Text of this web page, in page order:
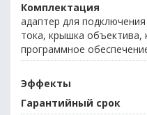
Комплектация
адаптер для
тока, крышка объектива,
программное
Эффекты
Гарантийный срок